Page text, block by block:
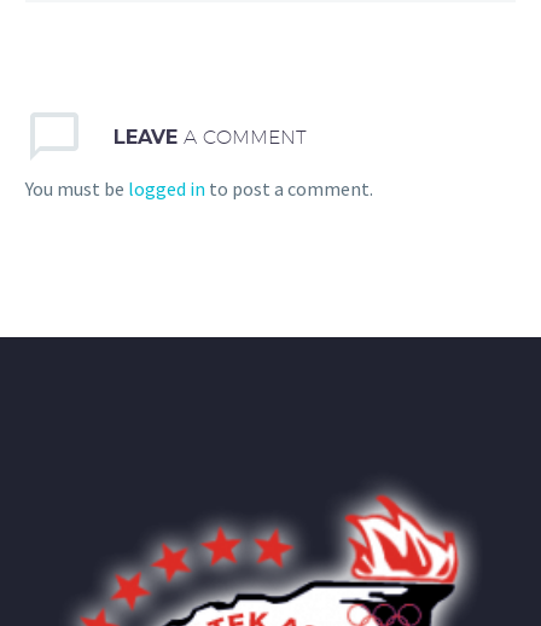
LEAVE A COMMENT
You must be logged in to post a comment.